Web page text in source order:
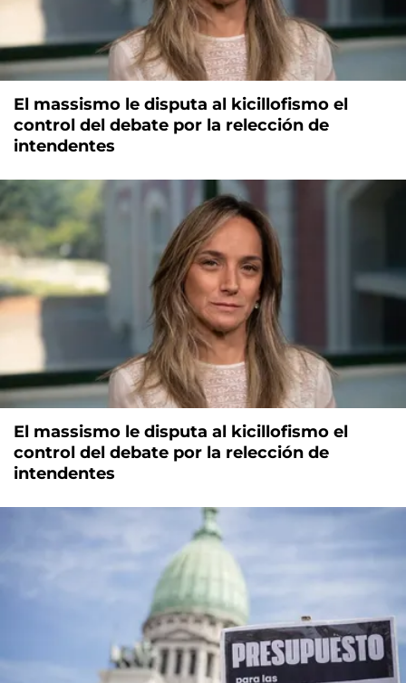
El massismo le disputa al kicillofismo el
control del debate por la relección de
intendentes
El massismo le disputa al kicillofismo el
control del debate por la relección de
intendentes